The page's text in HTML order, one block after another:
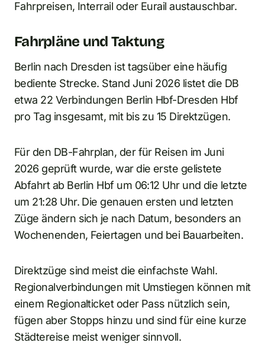
Fahrpreisen, Interrail oder Eurail austauschbar.
Fahrpläne und Taktung
Berlin nach Dresden ist tagsüber eine häufig
bediente Strecke. Stand Juni 2026 listet die DB
etwa 22 Verbindungen Berlin Hbf-Dresden Hbf
pro Tag insgesamt, mit bis zu 15 Direktzügen.
Für den DB-Fahrplan, der für Reisen im Juni
2026 geprüft wurde, war die erste gelistete
Abfahrt ab Berlin Hbf um 06:12 Uhr und die letzte
um 21:28 Uhr. Die genauen ersten und letzten
Züge ändern sich je nach Datum, besonders an
Wochenenden, Feiertagen und bei Bauarbeiten.
Direktzüge sind meist die einfachste Wahl.
Regionalverbindungen mit Umstiegen können mit
einem Regionalticket oder Pass nützlich sein,
fügen aber Stopps hinzu und sind für eine kurze
Städtereise meist weniger sinnvoll.